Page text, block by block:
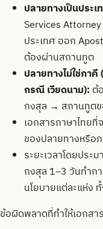
ปลายทางเป็นประ
Services
ประเทศ ออก
ต้องผ่านสถานทูต
ปลายทางไม่ใช่ภา
กรณี เวียดนาม): ต้
กงสุล → สถานทูตข
เอกสารภาษาไทยที่
ของปลายทางหรือ
ระยะเวลาโดยปร
กงสุล 1–3 วันทำก
นโยบายแต่ละแห่ง
ข้อผิดพลาดที่ทำให้เอกสา